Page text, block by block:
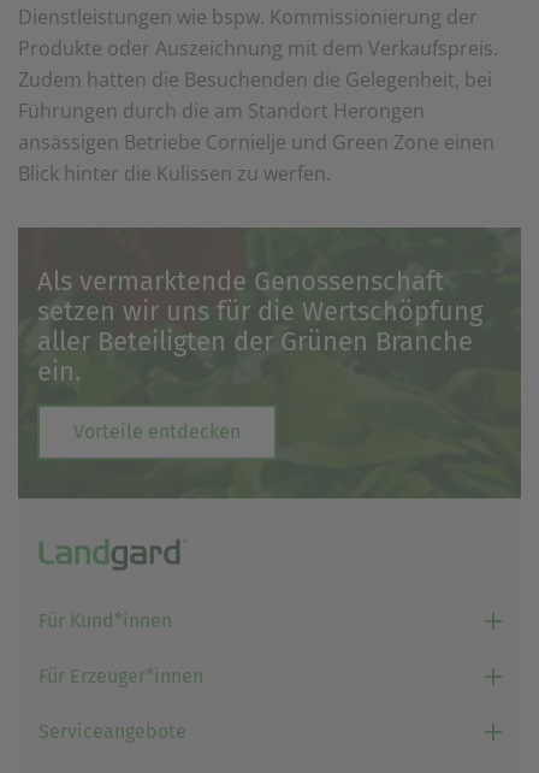
Dienstleistungen wie bspw. Kommissionierung der
Produkte oder Auszeichnung mit dem Verkaufspreis.
Zudem hatten die Besuchenden die Gelegenheit, bei
Führungen durch die am Standort Herongen
ansässigen Betriebe Cornielje und Green Zone einen
Blick hinter die Kulissen zu werfen.
Als vermarktende Genossenschaft
setzen wir uns für die Wertschöpfung
aller Beteiligten der Grünen Branche
ein.
Vorteile entdecken
Für Kund*innen
Für Erzeuger*innen
Serviceangebote